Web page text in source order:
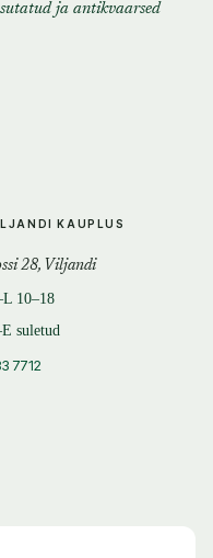
ja antikvaarsed
KAUPLUS
28, Viljandi
10–18
suletud
7712